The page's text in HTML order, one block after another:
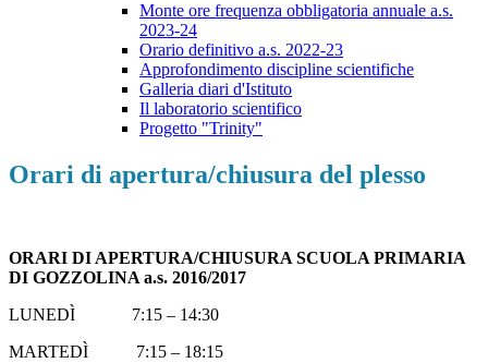
Monte ore frequenza obbligatoria annuale a.s.
2023-24
Orario definitivo a.s. 2022-23
Approfondimento discipline scientifiche
Galleria diari d'Istituto
Il laboratorio scientifico
Progetto "Trinity"
Orari di apertura/chiusura del plesso
ORARI DI APERTURA/CHIUSURA SCUOLA PRIMARIA
DI GOZZOLINA a.s. 2016/2017
LUNEDÌ 7:15 – 14:30
MARTEDÌ 7:15 – 18:15